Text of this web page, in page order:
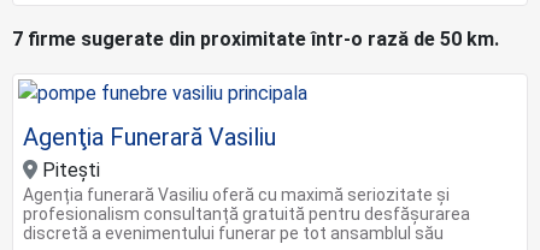
7 firme sugerate din proximitate într-o rază de 50 km.
Agenţia Funerară Vasiliu
Pitești
Agenția funerară Vasiliu oferă cu maximă seriozitate și
profesionalism consultanță gratuită pentru desfășurarea
discretă a evenimentului funerar pe tot ansamblul său